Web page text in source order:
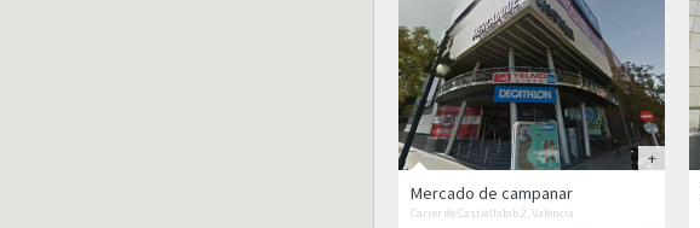
Mercado de campanar
Carrer de Castielfabib 2, València